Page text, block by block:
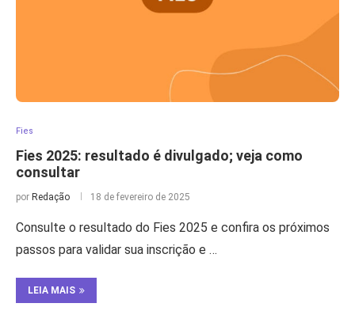
Fies
Fies 2025: resultado é divulgado; veja como
consultar
por Redação 18 de fevereiro de 2025
Consulte o resultado do Fies 2025 e confira os próximos
passos para validar sua inscrição e …
LEIA MAIS